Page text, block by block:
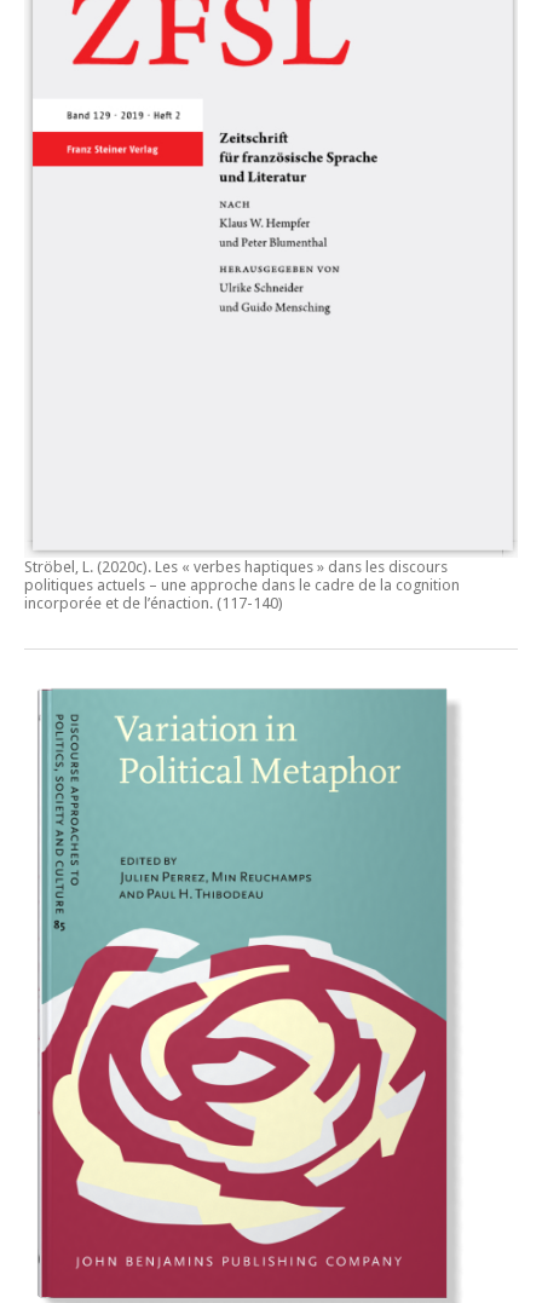
Ströbel, L. (2020c). Les « verbes haptiques » dans les discours
politiques actuels – une approche dans le cadre de la cognition
incorporée et de l’énaction. (117-140)